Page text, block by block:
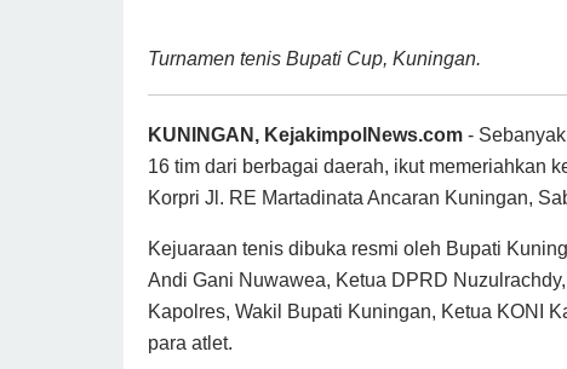
Turnamen tenis Bupati Cup, Kuningan.
KUNINGAN, KejakimpolNews.com -
16 tim dari berbagai daerah, ikut memeriahkan
Korpri Jl. RE Martadinata Ancaran Kuningan,
Kejuaraan tenis dibuka resmi oleh Bupati
Andi Gani Nuwawea, Ketua DPRD
Kapolres, Wakil Bupati Kuningan, Ketua KONI
para atlet.